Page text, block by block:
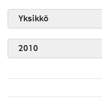
Yksikkö
2010